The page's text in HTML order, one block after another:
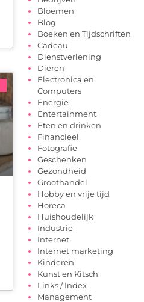
Bloemen
Blog
Boeken en Tijdschriften
Cadeau
Dienstverlening
Dieren
Electronica en
Computers
Energie
Entertainment
Eten en drinken
Financieel
Fotografie
Geschenken
Gezondheid
Groothandel
Hobby en vrije tijd
Horeca
Huishoudelijk
Industrie
Internet
Internet marketing
Kinderen
Kunst en Kitsch
Links / Index
Management